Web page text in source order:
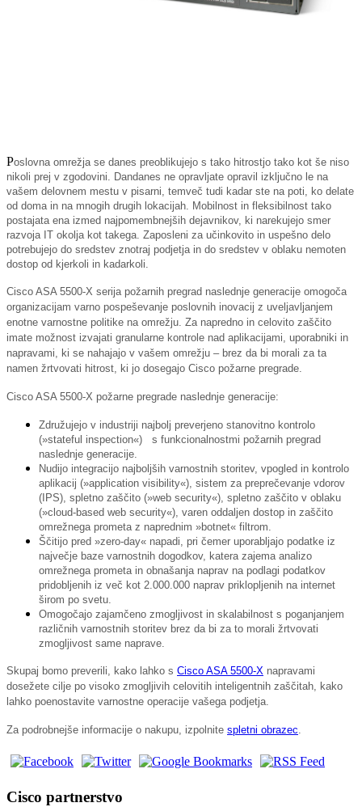
Poslovna omrežja se danes preoblikujejo s tako hitrostjo tako kot še niso
nikoli prej v zgodovini. Dandanes ne opravljate opravil izključno le na
vašem delovnem mestu v pisarni, temveč tudi kadar ste na poti, ko delate
od doma in na mnogih drugih lokacijah. Mobilnost in fleksibilnost tako
postajata ena izmed najpomembnejših dejavnikov, ki narekujejo smer
razvoja IT okolja kot takega. Zaposleni za učinkovito in uspešno delo
potrebujejo do sredstev znotraj podjetja in do sredstev v oblaku nemoten
dostop od kjerkoli in kadarkoli.
Cisco ASA 5500-X serija požarnih pregrad naslednje generacije omogoča
organizacijam varno pospeševanje poslovnih inovacij z uveljavljanjem
enotne varnostne politike na omrežju. Za napredno in celovito zaščito
imate možnost izvajati granularne kontrole nad aplikacijami, uporabniki in
napravami, ki se nahajajo v vašem omrežju – brez da bi morali za ta
namen žrtvovati hitrost, ki jo dosegajo Cisco požarne pregrade.
Cisco ASA 5500-X požarne pregrade naslednje generacije:
Združujejo v industriji najbolj preverjeno stanovitno kontrolo
(»stateful inspection«) s funkcionalnostmi požarnih pregrad
naslednje generacije.
Nudijo integracijo najboljših varnostnih storitev, vpogled in kontrolo
aplikacij (»application visibility«), sistem za preprečevanje vdorov
(IPS), spletno zaščito (»web security«), spletno zaščito v oblaku
(»cloud-based web security«), varen oddaljen dostop in zaščito
omrežnega prometa z naprednim »botnet« filtrom.
Ščitijo pred »zero-day« napadi, pri čemer uporabljajo podatke iz
največje baze varnostnih dogodkov, katera zajema analizo
omrežnega prometa in obnašanja naprav na podlagi podatkov
pridobljenih iz več kot 2.000.000 naprav priklopljenih na internet
širom po svetu.
Omogočajo zajamčeno zmogljivost in skalabilnost s poganjanjem
različnih varnostnih storitev brez da bi za to morali žrtvovati
zmogljivost same naprave.
Skupaj bomo preverili, kako lahko s Cisco ASA 5500-X napravami
dosežete cilje po visoko zmogljivih celovitih inteligentnih zaščitah, kako
lahko poenostavite varnostne operacije vašega podjetja.
Za podrobnejše informacije o nakupu, izpolnite spletni obrazec.
Cisco partnerstvo